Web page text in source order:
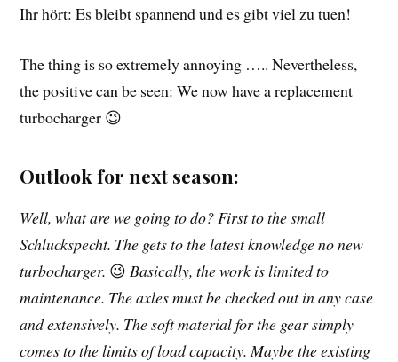
Ihr hört: Es bleibt spannend und es gibt viel zu tuen!
The thing is so extremely annoying ….. Nevertheless,
the positive can be seen: We now have a replacement
turbocharger 😉
Outlook for next season:
Well, what are we going to do? First to the small
Schluckspecht. The gets to the latest knowledge no new
turbocharger. 😉 Basically, the work is limited to
maintenance. The axles must be checked out in any case
and extensively. The soft material for the gear simply
comes to the limits of load capacity. Maybe the existing